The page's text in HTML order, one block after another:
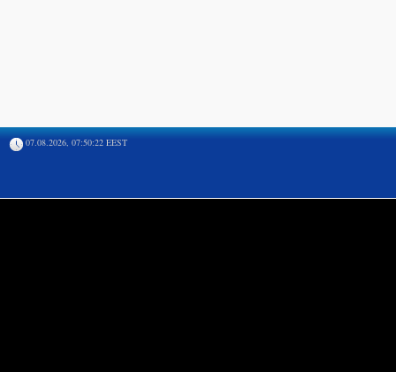
07.08.2026, 07:50:22 EEST